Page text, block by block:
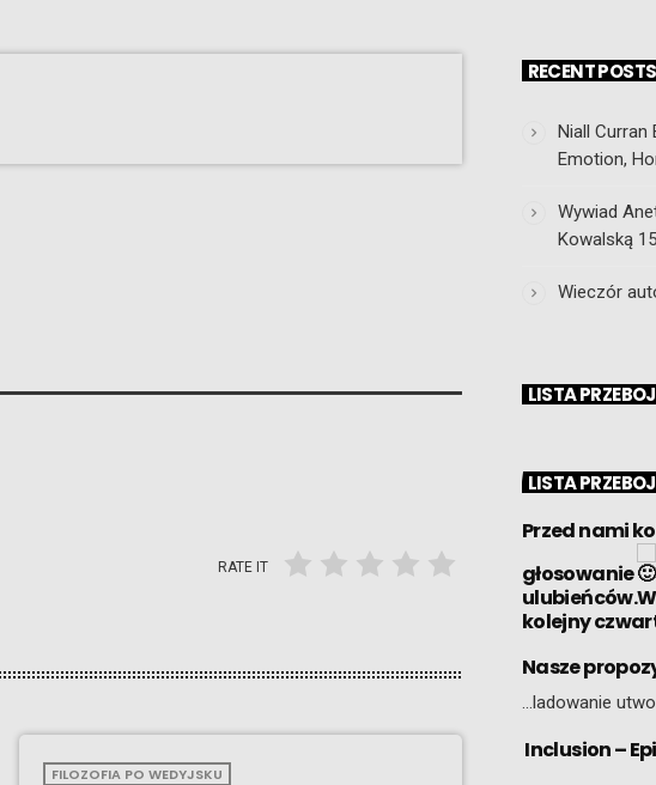
RATE IT
FILOZOFIA PO WEDYJSKU
RECENT POSTS
Niall Curran
Emotion,
Wywiad
Kowalską
Wieczór
LISTA
LISTA
Przed nami
głosowanie
kolejny
Nasze
…ladowanie
Inclusion –